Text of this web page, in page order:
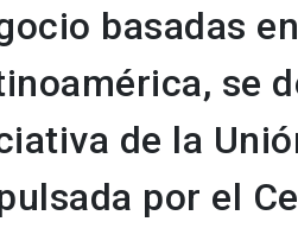
basadas
se
de la
por el